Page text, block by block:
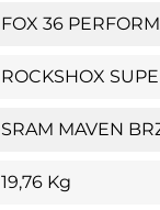
FOX 36
ROCKSHOX
SRAM MAVEN
19,76 Kg